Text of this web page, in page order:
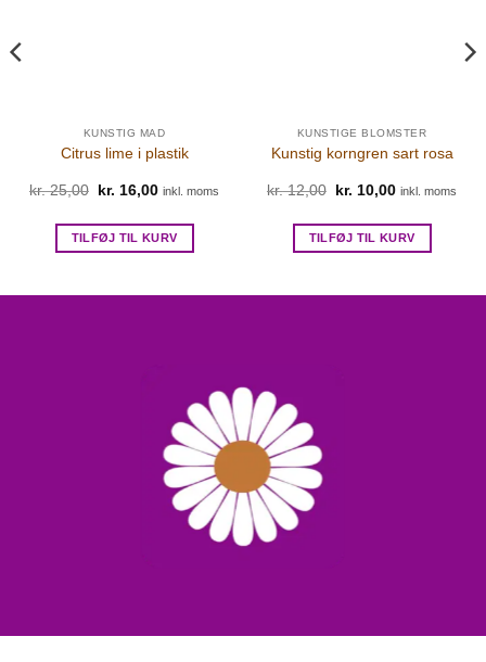
KUNSTIG MAD
Citrus lime i plastik
kr.25,00
Den
var:
kr. 25,00.
kr. 16,00 Den
er:
kr. 16,00.
inkl. moms
TILFØJ TIL KURV
KUNSTIGE BLOMSTER
Kunstig korngren sart rosa
kr.12,00
Den
var:
kr. 12,00.
kr. 10,00 Den
er:
kr. 10,00.
inkl. moms
TILFØJ TIL KURV